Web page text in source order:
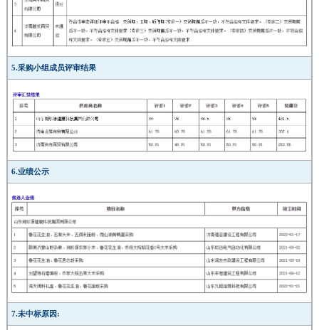
5.采购小组成员评审结果
6.业绩公示
7.未中标原因: